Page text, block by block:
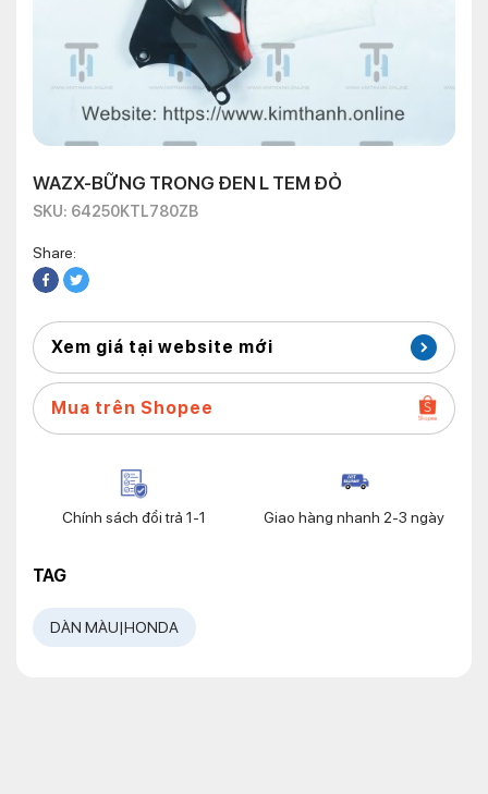
WAZX-BỮNG TRONG ĐEN L TEM ĐỎ
SKU: 64250KTL780ZB
Share:
Xem giá tại website mới
Mua trên Shopee
Chính sách đổi trả 1-1 Giao hàng nhanh 2-3 ngày
TAG
DÀN MÀU|HONDA